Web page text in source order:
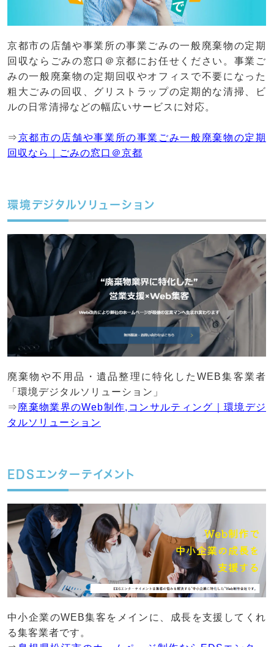
京都市の店舗や事業所の事業ごみの一般廃棄物の定期
回収ならごみの窓口＠京都にお任せください。事業ご
みの一般廃棄物の定期回収やオフィスで不要になった
粗大ごみの回収、グリストラップの定期的な清掃、ビ
ルの日常清掃などの幅広いサービスに対応。
⇒京都市の店舗や事業所の事業ごみ一般廃棄物の定期
回収なら｜ごみの窓口＠京都
環境デジタルソリューション
廃棄物や不用品・遺品整理に特化したWEB集客業者
「環境デジタルソリューション」
⇒廃棄物業界のWeb制作,コンサルティング｜環境デジ
タルソリューション
EDSエンターテイメント
中小企業のWEB集客をメインに、成長を支援してくれ
る集客業者です。